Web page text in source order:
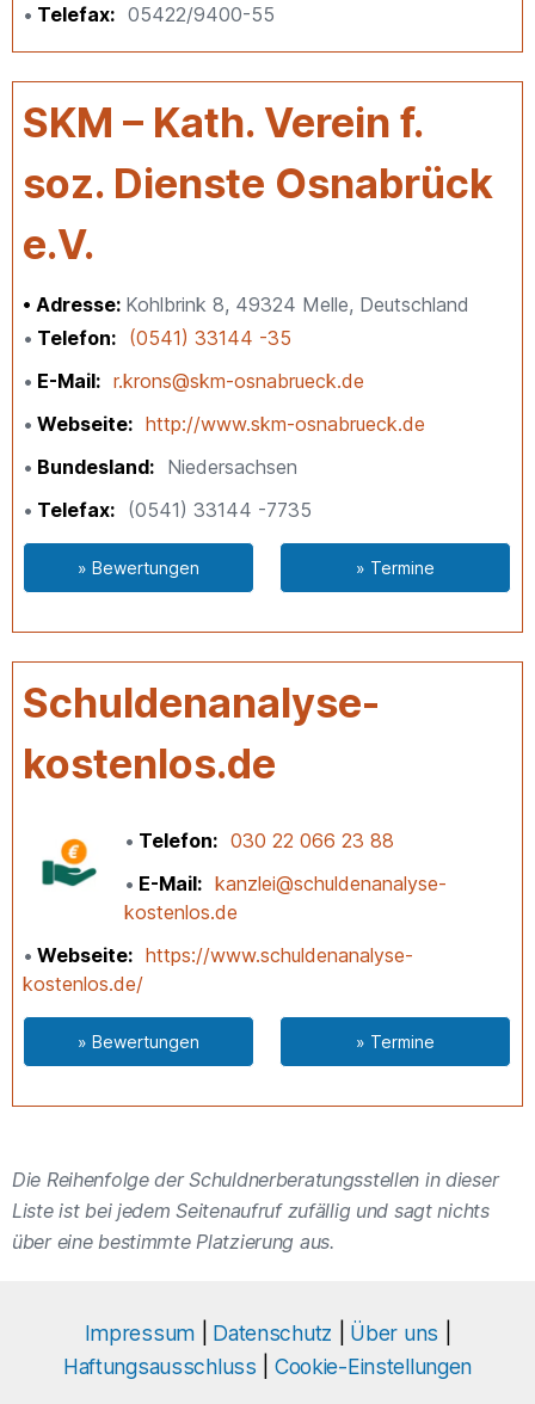
Telefax
05422/9400-55
SKM – Kath. Verein f.
soz. Dienste Osnabrück
e.V.
Adresse: Kohlbrink 8, 49324 Melle, Deutschland
Telefon
(0541) 33144 -35
E-Mail
r.krons@skm-osnabrueck.de
Webseite
http://www.skm-osnabrueck.de
Bundesland
Niedersachsen
Telefax
(0541) 33144 -7735
» Bewertungen » Termine
Schuldenanalyse-
kostenlos.de
Telefon
030 22 066 23 88
E-Mail
kanzlei@schuldenanalyse-
kostenlos.de
Webseite
https://www.schuldenanalyse-
kostenlos.de/
» Bewertungen » Termine
Die Reihenfolge der Schuldnerberatungsstellen in dieser
Liste ist bei jedem Seitenaufruf zufällig und sagt nichts
über eine bestimmte Platzierung aus.
Impressum Datenschutz Über uns
Haftungsausschluss
Cookie-Einstellungen